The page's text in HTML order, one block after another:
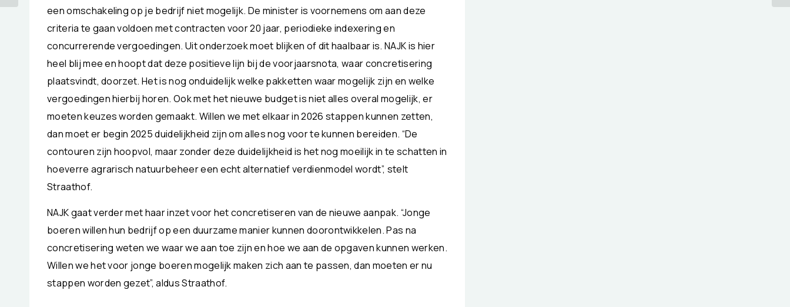
een omschakeling op je bedrijf niet mogelijk. De minister is voornemens om aan deze
criteria te gaan voldoen met contracten voor 20 jaar, periodieke indexering en
concurrerende vergoedingen. Uit onderzoek moet blijken of dit haalbaar is. NAJK is hier
heel blij mee en hoopt dat deze positieve lijn bij de voorjaarsnota, waar concretisering
plaatsvindt, doorzet. Het is nog onduidelijk welke pakketten waar mogelijk zijn en welke
vergoedingen hierbij horen. Ook met het nieuwe budget is niet alles overal mogelijk, er
moeten keuzes worden gemaakt. Willen we met elkaar in 2026 stappen kunnen zetten,
dan moet er begin 2025 duidelijkheid zijn om alles nog voor te kunnen bereiden. “De
contouren zijn hoopvol, maar zonder deze duidelijkheid is het nog moeilijk in te schatten in
hoeverre agrarisch natuurbeheer een echt alternatief verdienmodel wordt”, stelt
Straathof.
NAJK gaat verder met haar inzet voor het concretiseren van de nieuwe aanpak. “Jonge
boeren willen hun bedrijf op een duurzame manier kunnen doorontwikkelen. Pas na
concretisering weten we waar we aan toe zijn en hoe we aan de opgaven kunnen werken.
Willen we het voor jonge boeren mogelijk maken zich aan te passen, dan moeten er nu
stappen worden gezet”, aldus Straathof.